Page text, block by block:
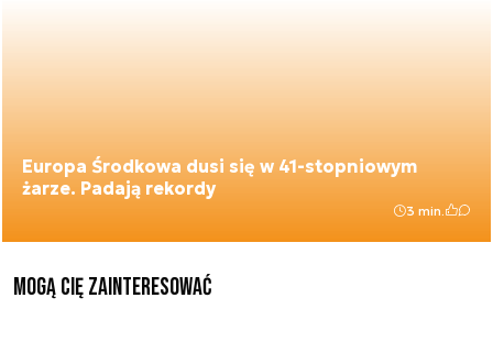
Europa Środkowa dusi się w 41-stopniowym
żarze. Padają rekordy
3 min.
Mogą Cię zainteresować